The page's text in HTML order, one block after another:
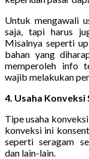
Untuk mengawali
saja, tapi harus
Misalnya seperti
bahan yang
memperoleh info
wajib melakukan
4. Usaha Konveksi
Tipe usaha
konveksi ini
seperti seragam
dan lain-lain.